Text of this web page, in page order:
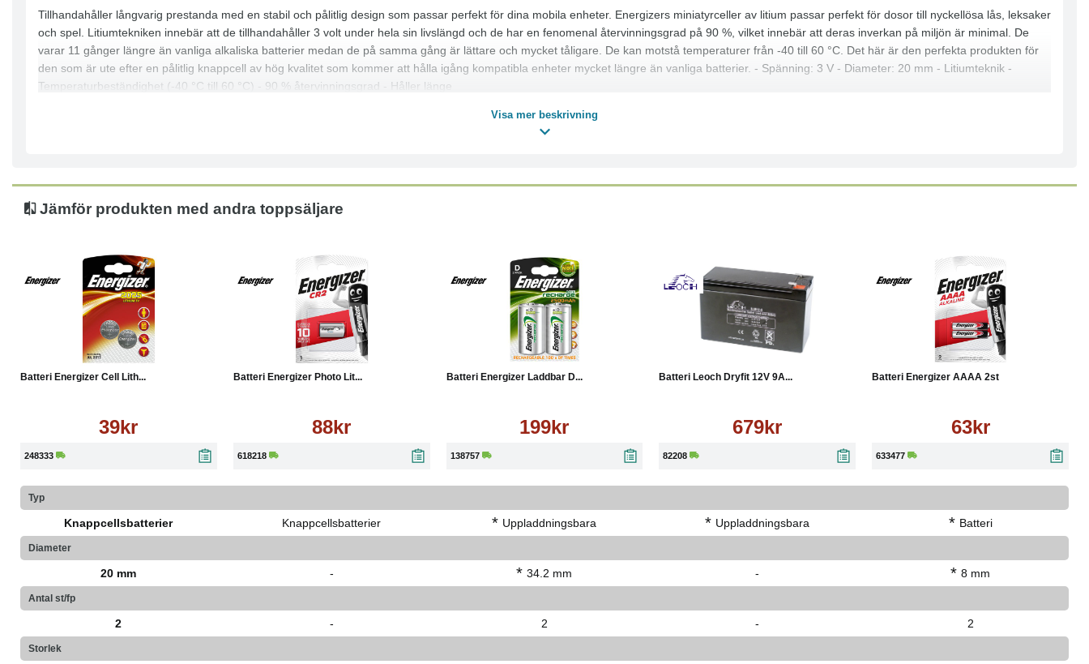
Tillhandahåller långvarig prestanda med en stabil och pålitlig design som passar perfekt för dina mobila enheter. Energizers miniatyrceller av litium passar perfekt för dosor till nyckellösa lås, leksaker
och spel. Litiumtekniken innebär att de tillhandahåller 3 volt under hela sin livslängd och de har en fenomenal återvinningsgrad på 90 %, vilket innebär att deras inverkan på miljön är minimal. De
varar 11 gånger längre än vanliga alkaliska batterier medan de på samma gång är lättare och mycket tåligare. De kan motstå temperaturer från -40 till 60 °C. Det här är den perfekta produkten för
den som är ute efter en pålitlig knappcell av hög kvalitet som kommer att hålla igång kompatibla enheter mycket längre än vanliga batterier. - Spänning: 3 V - Diameter: 20 mm - Litiumteknik -
Temperaturbeständighet (-40 °C till 60 °C) - 90 % återvinningsgrad - Håller länge
Visa mer beskrivning
Jämför produkten med andra toppsäljare
Batteri Energizer Cell Lith...
39kr
248333
Läs mer
Batteri Energizer Photo Lit...
88kr
618218
Läs mer
Batteri Energizer Laddbar D...
199kr
138757
Batteri Leoch Dryfit 12V 9A...
679kr
82208
Läs mer
Batteri Energizer AAAA 2st
63kr
633477
Typ
Knappcellsbatterier Knappcellsbatterier * Uppladdningsbara * Uppladdningsbara * Batteri
Diameter
20 mm - * 34.2 mm - * 8 mm
Antal st/fp
2 - 2 - 2
Storlek